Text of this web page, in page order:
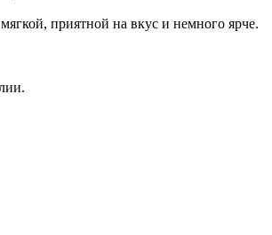
приятной на вкус и немного ярче.